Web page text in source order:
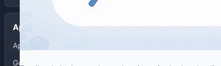
Aplikasi
App Store
Google Play